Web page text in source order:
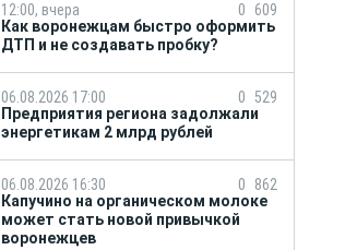
12:00, вчера 0
609
Как воронежцам быстро оформить
ДТП и не создавать пробку?
06.08.2026 17:00 0 529
Предприятия региона задолжали
энергетикам 2 млрд рублей
06.08.2026 16:30 0
862
Капучино на органическом молоке
может стать новой привычкой
воронежцев